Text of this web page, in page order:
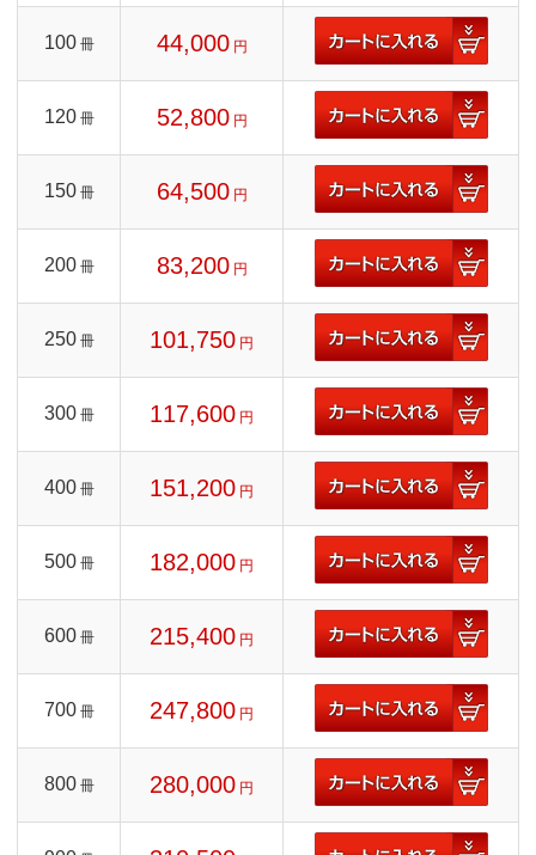
100 冊 44,000 円
120 冊 52,800 円
150 冊 64,500 円
200 冊 83,200 円
250 冊 101,750 円
300 冊 117,600 円
400 冊 151,200 円
500 冊 182,000 円
600 冊 215,400 円
700 冊 247,800 円
800 冊 280,000 円